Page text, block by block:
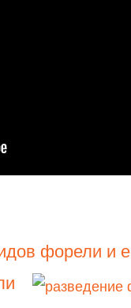
форели и